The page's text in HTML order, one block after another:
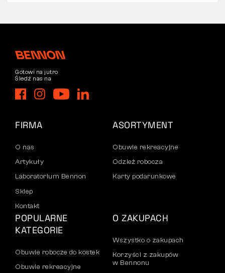
Gotowi na jutro
Śledź nas na
FIRMA
O nas
Artykuły
Laboratorium Bennon
Sklep
Kontakt
ASORTYMENT
Obuwie rekreacyjne
Odzież robocza
Karty podarunkowe
POPULARNE
KATEGORIE
Obuwie robocze do kostek
Obuwie rekreacyjne
O ZAKUPACH
Wszystko o zakupach
Korzyści z zakupów
w Bennonu